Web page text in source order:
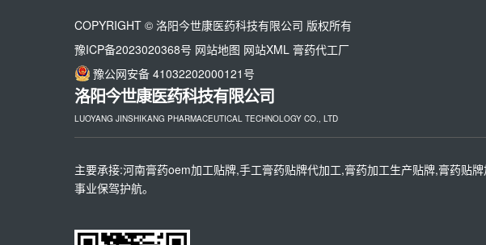
COPYRIGHT © 洛阳今世康医药科技有限公司 版权所有
豫ICP备2023020368号 网站地图 网站XML 膏药代工厂
豫公网安备 41032202000121号
洛阳今世康医药科技有限公司
LUOYANG JINSHIKANG PHARMACEUTICAL TECHNOLOGY CO., LTD
主要承接:河南膏药oem加工贴牌,手工膏药贴牌代加工,膏药加工生产贴牌,膏药贴
事业保驾护航。